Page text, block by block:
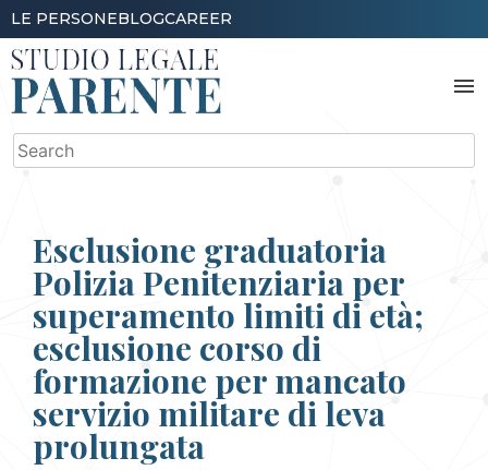
Skip
to
content
LE PERSONEBLOGCAREER
menu
Search
for:
Esclusione graduatoria
Polizia Penitenziaria per
superamento limiti di età;
esclusione corso di
formazione per mancato
servizio militare di leva
prolungata